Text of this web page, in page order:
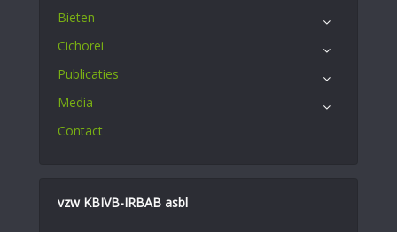
Bieten
Cichorei
Publicaties
Media
Contact
vzw KBIVB-IRBAB asbl